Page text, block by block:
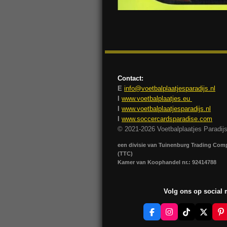
Contact:
E info@voetbalplaatjesparadijs.nl
I www.voetbalplaatjes.eu
I www.voetbalplaatjesparadijs.nl
I www.soccercardsparadise.com
© 2021-2026 Voetbalplaatjes Paradijs
een divisie van Tuinenburg Trading
(TTC)
Kamer van Koophandel nr.: 92414788
Volg ons op social
F
a
I
n
T
X
P
i